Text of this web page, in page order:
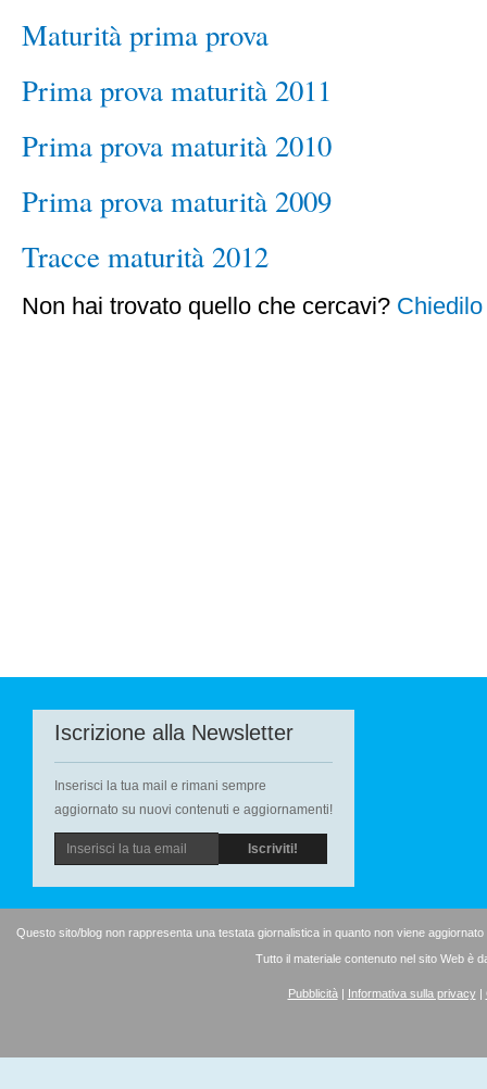
Maturità prima prova
Prima prova maturità 2011
Prima prova maturità 2010
Prima prova maturità 2009
Tracce maturità 2012
Non hai trovato quello che cercavi?
Iscrizione alla Newsletter
Inserisci la tua mail e rimani sempre
aggiornato su nuovi contenuti e aggiornamenti!
Questo sito/blog non rappresenta una testata giornalistica in quanto non viene
Tutto il materiale contenuto nel sito Web è
Pubblicità| Informativa sulla privacy|